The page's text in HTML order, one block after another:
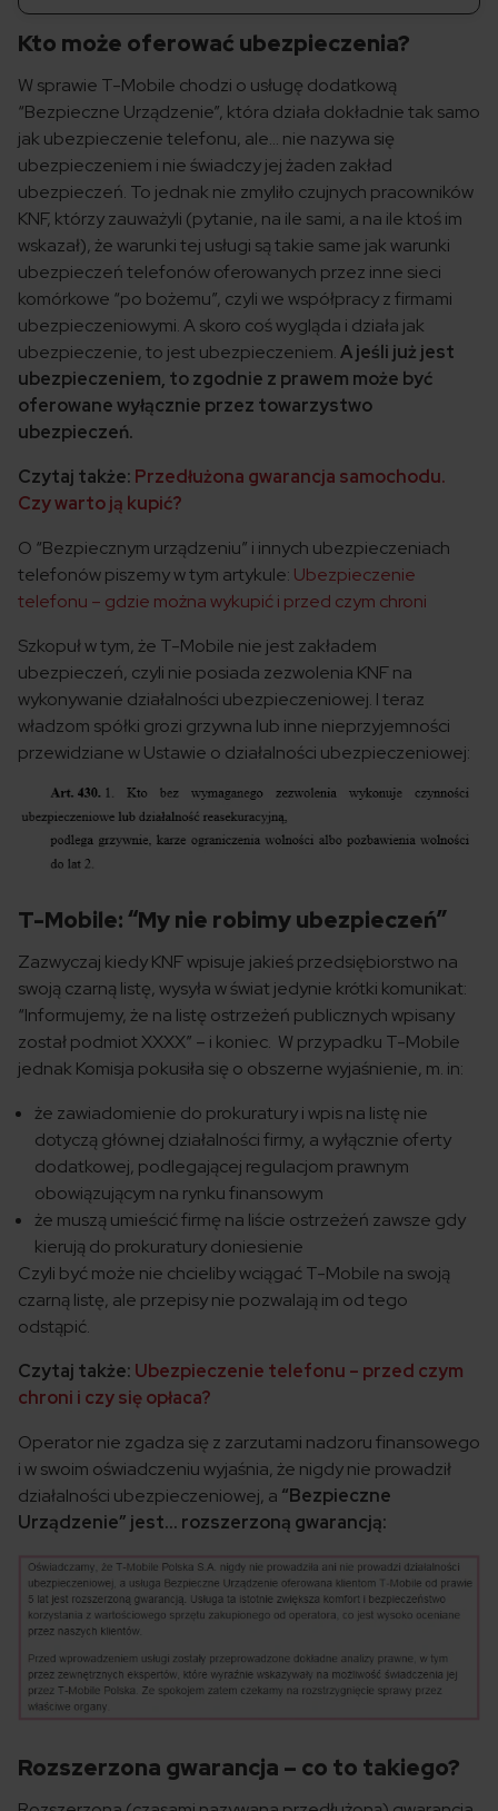
Kto może oferować ubezpieczenia?
W sprawie T-Mobile chodzi o usługę dodatkową
“Bezpieczne Urządzenie”, która działa dokładnie tak samo
jak ubezpieczenie telefonu, ale… nie nazywa się
ubezpieczeniem i nie świadczy jej żaden zakład
ubezpieczeń. To jednak nie zmyliło czujnych pracowników
KNF, którzy zauważyli (pytanie, na ile sami, a na ile ktoś im
wskazał), że warunki tej usługi są takie same jak warunki
ubezpieczeń telefonów oferowanych przez inne sieci
komórkowe “po bożemu”, czyli we współpracy z firmami
ubezpieczeniowymi. A skoro coś wygląda i działa jak
ubezpieczenie, to jest ubezpieczeniem.A jeśli już jest
ubezpieczeniem, to zgodnie z prawem może być
oferowane wyłącznie przez towarzystwo
ubezpieczeń.
Czytaj także: Przedłużona gwarancja samochodu.
Czy warto ją kupić?
O “Bezpiecznym urządzeniu” i innych ubezpieczeniach
telefonów piszemy w tym artykule: Ubezpieczenie
telefonu – gdzie można wykupić i przed czym chroni
Szkopuł w tym, że T-Mobile nie jest zakładem
ubezpieczeń, czyli nie posiada zezwolenia KNF na
wykonywanie działalności ubezpieczeniowej. I teraz
władzom spółki grozi grzywna lub inne nieprzyjemności
przewidziane w Ustawie o działalności ubezpieczeniowej:
T-Mobile: “My nie robimy ubezpieczeń”
Zazwyczaj kiedy KNF wpisuje jakieś przedsiębiorstwo na
swoją czarną listę, wysyła w świat jedynie krótki komunikat:
“Informujemy, że na listę ostrzeżeń publicznych wpisany
został podmiot XXXX” – i koniec. W przypadku T-Mobile
jednak Komisja pokusiła się o obszerne wyjaśnienie, m. in:
że zawiadomienie do prokuratury i wpis na listę nie
dotyczą głównej działalności firmy, a wyłącznie oferty
dodatkowej, podlegającej regulacjom prawnym
obowiązującym na rynku finansowym
że muszą umieścić firmę na liście ostrzeżeń zawsze gdy
kierują do prokuratury doniesienie
Czyli być może nie chcieliby wciągać T-Mobile na swoją
czarną listę, ale przepisy nie pozwalają im od tego
odstąpić.
Czytaj także: Ubezpieczenie telefonu – przed czym
chroni i czy się opłaca?
Operator nie zgadza się z zarzutami nadzoru finansowego
i w swoim oświadczeniu wyjaśnia, że nigdy nie prowadził
działalności ubezpieczeniowej, a “Bezpieczne
Urządzenie” jest… rozszerzoną gwarancją:
Rozszerzona gwarancja – co to takiego?